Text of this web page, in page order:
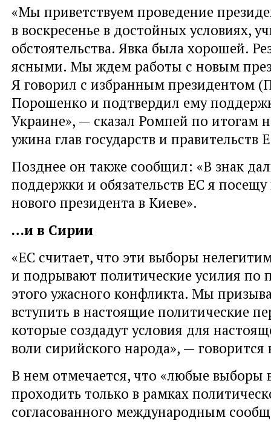
«Мы приветствуем проведение
в воскресенье в достойных условиях,
обстоятельства. Явка была хорошей.
ясными. Мы ждем работы с новым
Я говорил с избранным президентом
Порошенко и подтвердил ему
Украине», — сказал Ромпей по итогам
ужина глав государств и правительств
Позднее он также сообщил: «В знак
поддержки и обязательств ЕС я
нового президента в Киеве».
…и в Сирии
«ЕС считает, что эти выборы
и подрывают политические усилия по
этого ужасного конфликта. Мы
вступить в настоящие политические
которые создадут условия для
воли сирийского народа», —
В нем отмечается, что «любые
проходить только в рамках
согласованного международным